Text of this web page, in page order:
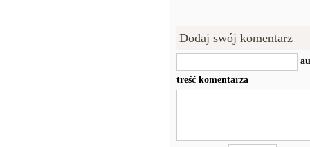
Dodaj swój komentarz
treść komentarza